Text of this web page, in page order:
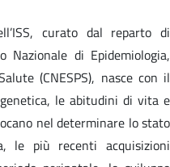
curato dal reparto di
Nazionale di Epidemiologia,
(CNESPS), nasce con il
le abitudini di vita e
nel determinare lo stato
più recenti acquisizioni